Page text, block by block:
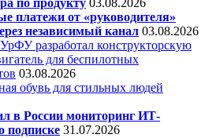
по продукту 03.08.2026
платежи от «руководителя»
независимый канал 03.08.2026
разработал конструкторскую
для беспилотных
03.08.2026
обувь для стильных людей
в России мониторинг ИТ-
подписке 31.07.2026